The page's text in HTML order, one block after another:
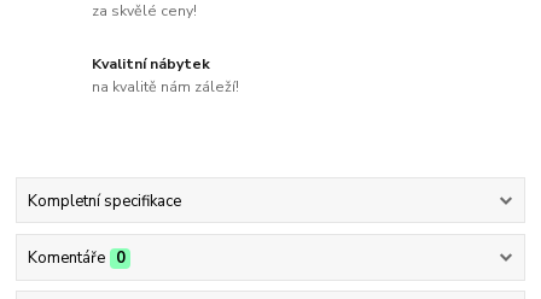
za skvělé ceny!
Kvalitní nábytek
na kvalitě nám záleží!
Kompletní specifikace
Komentáře 0